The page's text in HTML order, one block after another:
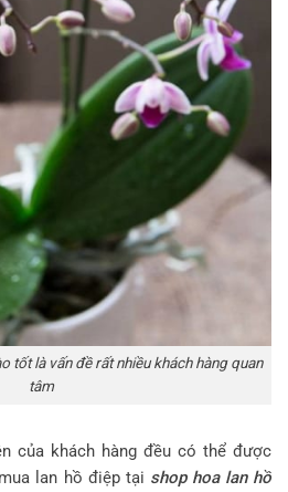
tốt là vấn đề rất nhiều khách hàng quan
tâm
của khách hàng đều có thể được
lan hồ điệp tại shop hoa lan hồ